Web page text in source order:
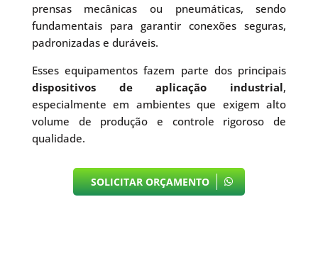
prensas mecânicas ou pneumáticas, sendo
fundamentais para garantir conexões seguras,
padronizadas e duráveis.
Esses equipamentos fazem parte dos principais
dispositivos de aplicação industrial,
especialmente em ambientes que exigem alto
volume de produção e controle rigoroso de
qualidade.
SOLICITAR ORÇAMENTO